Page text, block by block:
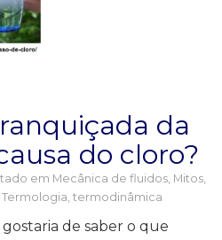
da
do cloro?
em Mecânica de fluidos, Mitos,
Termologia, termodinâmica
de saber o que